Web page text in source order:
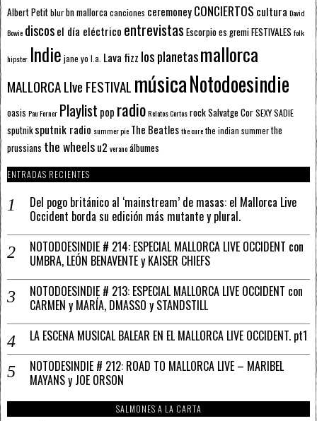
Albert Petitblurbn mallorcacanciones ceremoneyCONCIERTOS cultura David
Bowie discosel día eléctrico entrevistas Escorpioes gremiFESTIVALES folk
hipster Indie jane yo l.a. Lava fizz los planetasmallorca
MALLORCA LIve FESTIVAL músicaNotodoesindie
oasis Pau Forner Playlist pop radioRelatos CortosrockSalvatge CorSEXY SADIE
sputnik sputnik radio summer pie The Beatlesthe curethe indian summerthe
prussians the wheelsu2 veranoálbumes
ENTRADAS RECIENTES
Del pogo británico al ‘mainstream’ de masas: el Mallorca Live
Occident borda su edición más mutante y plural.
NOTODOESINDIE # 214: ESPECIAL MALLORCA LIVE OCCIDENT con
UMBRA, LEÓN BENAVENTE y KAISER CHIEFS
NOTODOESINDIE # 213: ESPECIAL MALLORCA LIVE OCCIDENT con
CARMEN y MARÍA, DMASSO y STANDSTILL
LA ESCENA MUSICAL BALEAR EN EL MALLORCA LIVE OCCIDENT. pt1
NOTODESINDIE # 212: ROAD TO MALLORCA LIVE – MARIBEL
MAYANS y JOE ORSON
SALMONES A LA CARTA